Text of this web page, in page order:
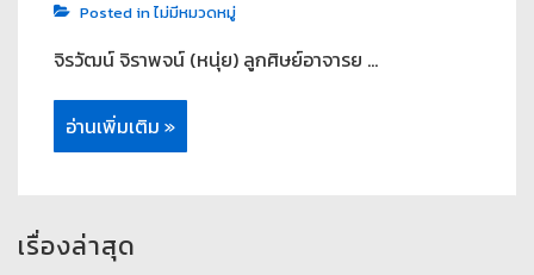
Posted inไม่มีหมวดหมู่
จิรวัฒน์ จิราพจน์ (หนุ่ย) ลูกศิษย์อาจารย …
อ่านเพิ่มเติม »
เรื่องล่าสุด